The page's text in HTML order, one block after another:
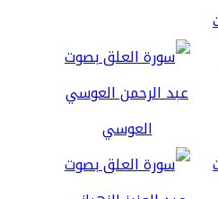
العوسي